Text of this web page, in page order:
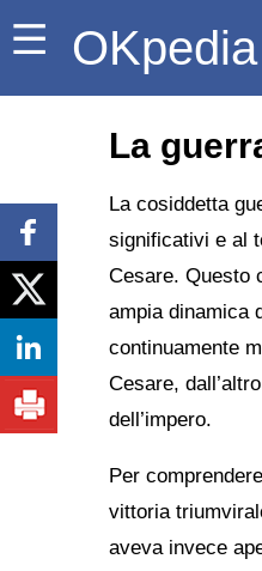
OKpedia
La
La cosiddetta
significativi e al
Cesare. Questo
ampia dinamica
continuamente
Cesare,
dell’impero.
Per
vittoria
aveva invece